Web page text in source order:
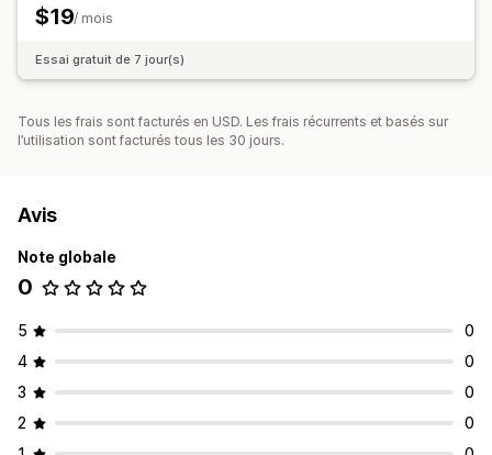
$19/ mois
Essai gratuit de 7 jour(s)
Tous les frais sont facturés en USD. Les frais récurrents et basés sur
l’utilisation sont facturés tous les 30 jours.
Avis
Note globale
0
5
0
4
0
3
0
2
0